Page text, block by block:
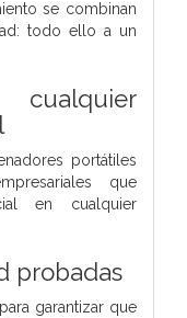
se combinan
todo ello a un
portátiles
que
en cualquier
probadas
garantizar que